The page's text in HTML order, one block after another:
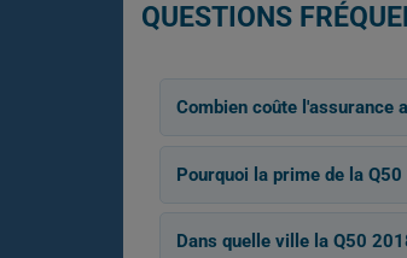
QUESTIONS
Combien coûte l'assurance
Pourquoi la prime de la
Dans quelle ville la Q50